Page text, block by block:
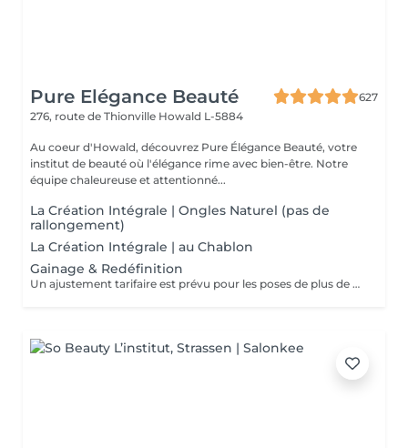
Pure Elégance Beauté
627
276, route de Thionville Howald L-5884
Au coeur d'Howald, découvrez Pure Élégance Beauté, votre
institut de beauté où l'élégance rime avec bien-être. Notre
équipe chaleureuse et attentionné...
La Création Intégrale | Ongles Naturel (pas de
rallongement)
La Création Intégrale | au Chablon
Gainage & Redéfinition
Un ajustement tarifaire est prévu pour les poses de plus de 4 semaines nécessitant un travail de restructuration .